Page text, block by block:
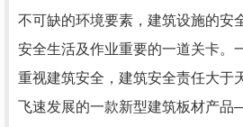
不可缺的环境要素，建筑设施的安
安全生活及作业重要的一道关卡。
重视建筑安全，建筑安全责任大于
飞速发展的一款新型建筑板材产